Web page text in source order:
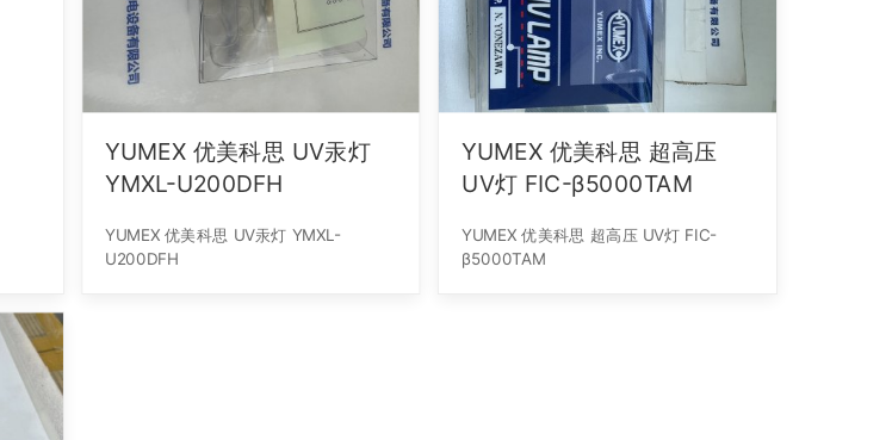
YUMEX 优美科思 UV汞灯
YMXL-U200DFH
YUMEX 优美科思 UV汞灯 YMXL-
U200DFH
YUMEX 优美科思 超高压
UV灯 FIC-β5000TAM
YUMEX 优美科思 超高压 UV灯 FIC-
β5000TAM